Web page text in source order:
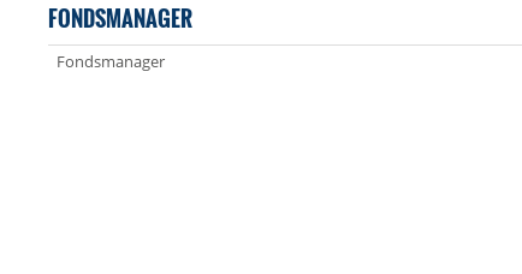
FONDSMANAGER
Fondsmanager